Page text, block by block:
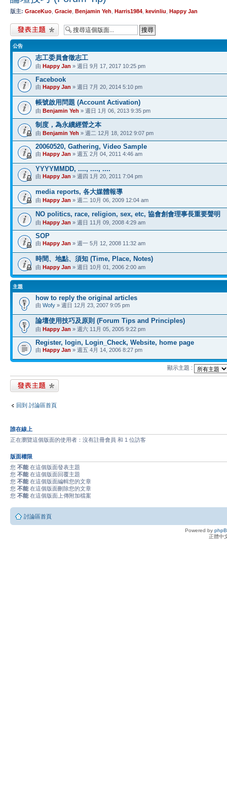
版主: GraceKuo Gracie Benjamin Yeh Harris1984 kevinliu Happy Jan
發表新主題
公告
志工委員會徵志工
由 Happy Jan » 週日 9月 17, 2017 10:25 pm
Facebook
由 Happy Jan » 週日 7月 20, 2014 5:10 pm
帳號啟用問題 (Account Activation)
由 Benjamin Yeh » 週日 1月 06, 2013 9:35 pm
制度，為永續經營之本
由 Benjamin Yeh » 週二 12月 18, 2012 9:07 pm
20060520, Gathering, Video Sample
由 Happy Jan » 週五 2月 04, 2011 4:46 am
YYYYMMDD, ...., ...., ....
由 Happy Jan » 週四 1月 20, 2011 7:04 pm
media reports, 各大媒體報導
由 Happy Jan » 週二 10月 06, 2009 12:04 am
NO politics, race, religion, sex, etc, 協會創會理事長重要聲明
由 Happy Jan » 週日 11月 09, 2008 4:29 am
SOP
由 Happy Jan » 週一 5月 12, 2008 11:32 am
時間、地點、須知 (Time, Place, Notes)
由 Happy Jan » 週日 10月 01, 2006 2:00 am
主題
how to reply the original articles
由 Wofy » 週日 12月 23, 2007 9:05 pm
論壇使用技巧及原則 (Forum Tips and Principles)
由 Happy Jan » 週六 11月 05, 2005 9:22 pm
Register, login, Login_Check, Website, home page
由 Happy Jan » 週五 4月 14, 2006 8:27 pm
顯示主題 :
發表新主題
回到 討論區首頁
誰在線上
正在瀏覽這個版面的使用者：沒有註冊會員 和 1 位訪客
版面權限
您 不能 在這個版面發表主題
您 不能 在這個版面回覆主題
您 不能 在這個版面編輯您的文章
您 不能 在這個版面刪除您的文章
您 不能 在這個版面上傳附加檔案
討論區首頁
Powered by
正體中